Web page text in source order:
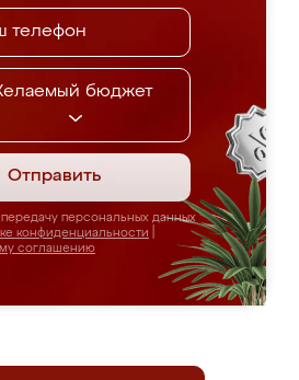
бюджет
Отправить
персональных данных
конфиденциальности
соглашению